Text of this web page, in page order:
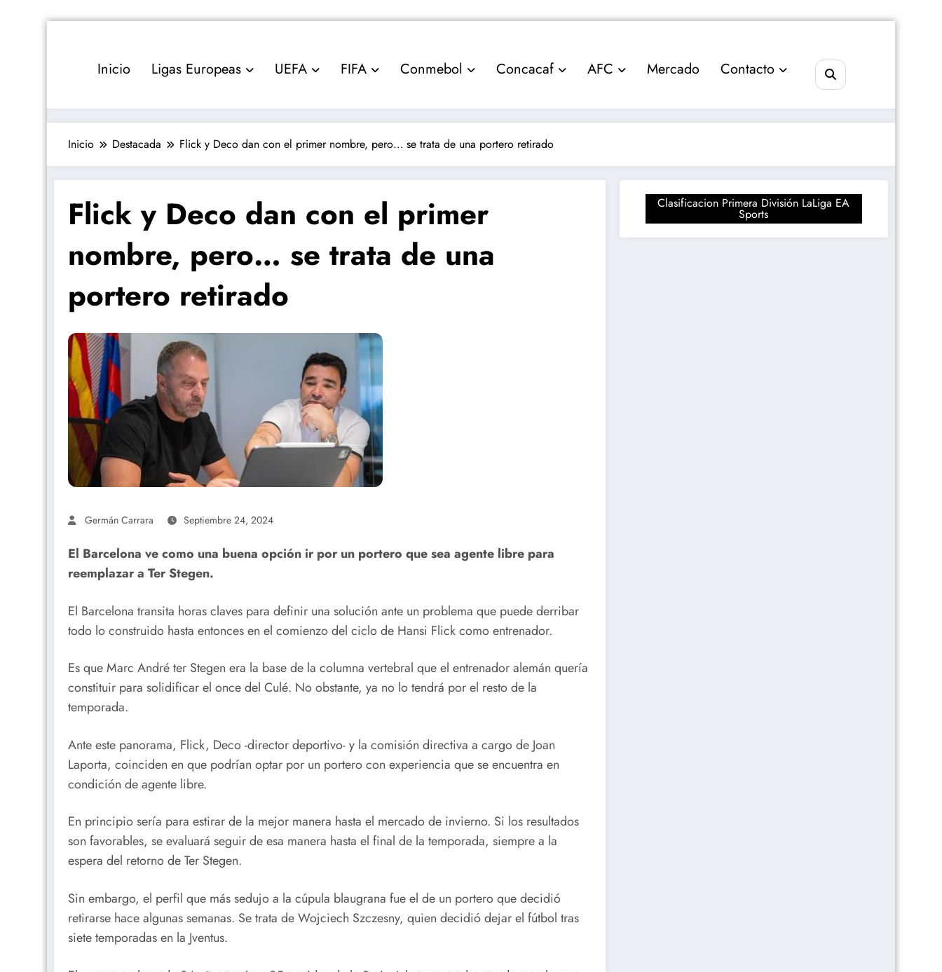
Inicio Ligas Europeas UEFA FIFA Conmebol Concacaf AFC Mercado Contacto
Inicio Destacada Flick y Deco dan con el primer nombre, pero… se trata de una portero retirado
Flick y Deco dan con el primer
nombre, pero… se trata de una
portero retirado
Germán Carrara Septiembre 24, 2024
El Barcelona ve como una buena opción ir por un portero que sea agente libre para
reemplazar a Ter Stegen.
El Barcelona transita horas claves para definir una solución ante un problema que puede derribar
todo lo construido hasta entonces en el comienzo del ciclo de Hansi Flick como entrenador.
Es que Marc André ter Stegen era la base de la columna vertebral que el entrenador alemán quería
constituir para solidificar el once del Culé. No obstante, ya no lo tendrá por el resto de la
temporada.
Ante este panorama, Flick, Deco -director deportivo- y la comisión directiva a cargo de Joan
Laporta, coinciden en que podrían optar por un portero con experiencia que se encuentra en
condición de agente libre.
En principio sería para estirar de la mejor manera hasta el mercado de invierno. Si los resultados
son favorables, se evaluará seguir de esa manera hasta el final de la temporada, siempre a la
espera del retorno de Ter Stegen.
Sin embargo, el perfil que más sedujo a la cúpula blaugrana fue el de un portero que decidió
retirarse hace algunas semanas. Se trata de Wojciech Szczesny, quien decidió dejar el fútbol tras
siete temporadas en la Jventus.
Clasificacion Primera División LaLiga EA
Sports